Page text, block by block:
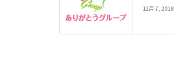
12月 7, 2018